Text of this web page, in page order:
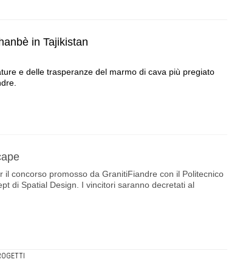
in Tajikistan
e delle trasperanze del marmo di cava più pregiato
concorso promosso da GranitiFiandre con il Politecnico
di Spatial Design. I vincitori saranno decretati al